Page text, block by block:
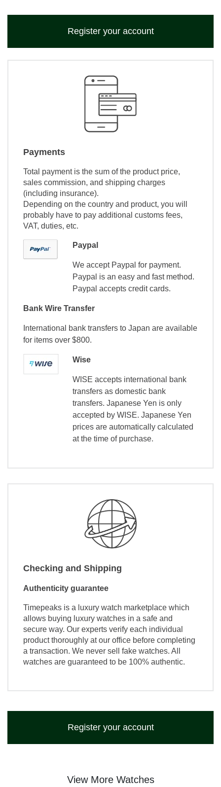
Register your account
Payments
Total payment is the sum of the product price,
sales commission, and shipping charges
(including insurance).
Depending on the country and product, you will
probably have to pay additional customs fees,
VAT, duties, etc.
Paypal
We accept Paypal for payment.
Paypal is an easy and fast method.
Paypal accepts credit cards.
Bank Wire Transfer
International bank transfers to Japan are available
for items over $800.
Wise
WISE accepts international bank
transfers as domestic bank
transfers. Japanese Yen is only
accepted by WISE. Japanese Yen
prices are automatically calculated
at the time of purchase.
Checking and Shipping
Authenticity guarantee
Timepeaks is a luxury watch marketplace which
allows buying luxury watches in a safe and
secure way. Our experts verify each individual
product thoroughly at our office before completing
a transaction. We never sell fake watches. All
watches are guaranteed to be 100% authentic.
Register your account
View More Watches